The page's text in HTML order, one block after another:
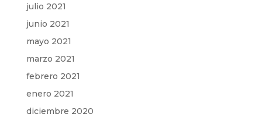
julio 2021
junio 2021
mayo 2021
marzo 2021
febrero 2021
enero 2021
diciembre 2020